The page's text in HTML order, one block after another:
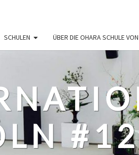
SCHULEN ÜBER DIE OHARA SCHULE